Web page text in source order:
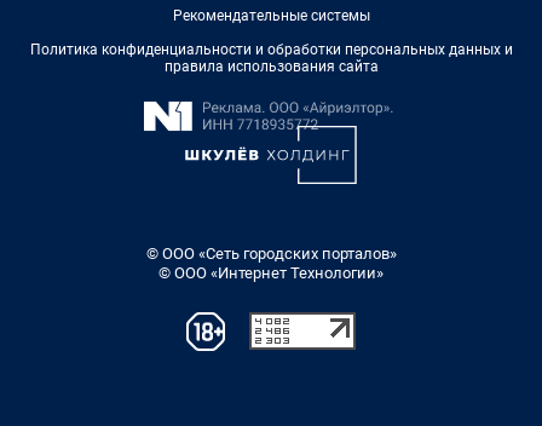
Рекомендательные системы
Политика конфиденциальности и обработки персональных данных и
правила использования сайта
© ООО «Сеть городских порталов»
© ООО «Интернет Технологии»